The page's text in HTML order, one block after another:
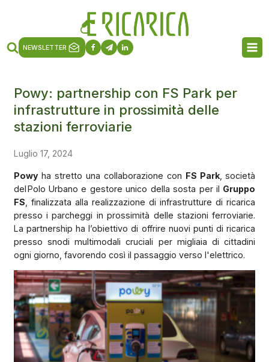
NEWSLETTER
Powy: partnership con FS Park per
infrastrutture in prossimità delle
stazioni ferroviarie
Luglio 17, 2024
Powyha stretto una collaborazione con FS Park, società
del Polo Urbano e gestore unico della sosta per il Gruppo
FS , finalizzata alla realizzazione di infrastrutture di ricarica
presso i parcheggi in prossimità delle stazioni ferroviarie.
La partnership ha l’obiettivo di offrire nuovi punti di ricarica
presso snodi multimodali cruciali per migliaia di cittadini
ogni giorno, favorendo così il passaggio verso l'elettrico.